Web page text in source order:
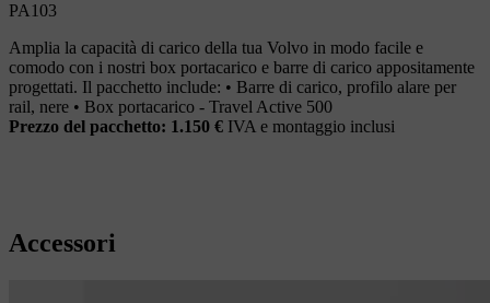
PA103
Amplia la capacità di carico della tua Volvo in modo facile e
comodo con i nostri box portacarico e barre di carico appositamente
progettati. Il pacchetto include: • Barre di carico, profilo alare per
rail, nere • Box portacarico - Travel Active 500
Prezzo del pacchetto: 1.150 € IVA e montaggio inclusi
Accessori